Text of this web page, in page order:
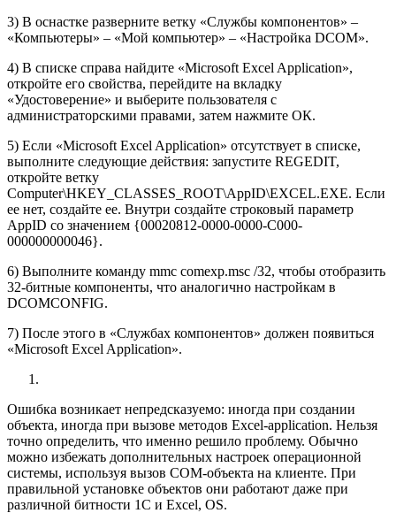
3) В оснастке разверните ветку «Службы компонентов» –
«Компьютеры» – «Мой компьютер» – «Настройка DCOM».
4) В списке справа найдите «Microsoft Excel Application»,
откройте его свойства, перейдите на вкладку
«Удостоверение» и выберите пользователя с
администраторскими правами, затем нажмите ОК.
5) Если «Microsoft Excel Application» отсутствует в списке,
выполните следующие действия: запустите REGEDIT,
откройте ветку
Computer\HKEY_CLASSES_ROOT\AppID\EXCEL.EXE. Если
ее нет, создайте ее. Внутри создайте строковый параметр
AppID со значением {00020812-0000-0000-C000-
000000000046}.
6) Выполните команду mmc comexp.msc /32, чтобы отобразить
32-битные компоненты, что аналогично настройкам в
DCOMCONFIG.
7) После этого в «Службах компонентов» должен появиться
«Microsoft Excel Application».
Ошибка возникает непредсказуемо: иногда при создании
объекта, иногда при вызове методов Excel-application. Нельзя
точно определить, что именно решило проблему. Обычно
можно избежать дополнительных настроек операционной
системы, используя вызов COM-объекта на клиенте. При
правильной установке объектов они работают даже при
различной битности 1С и Excel, OS.